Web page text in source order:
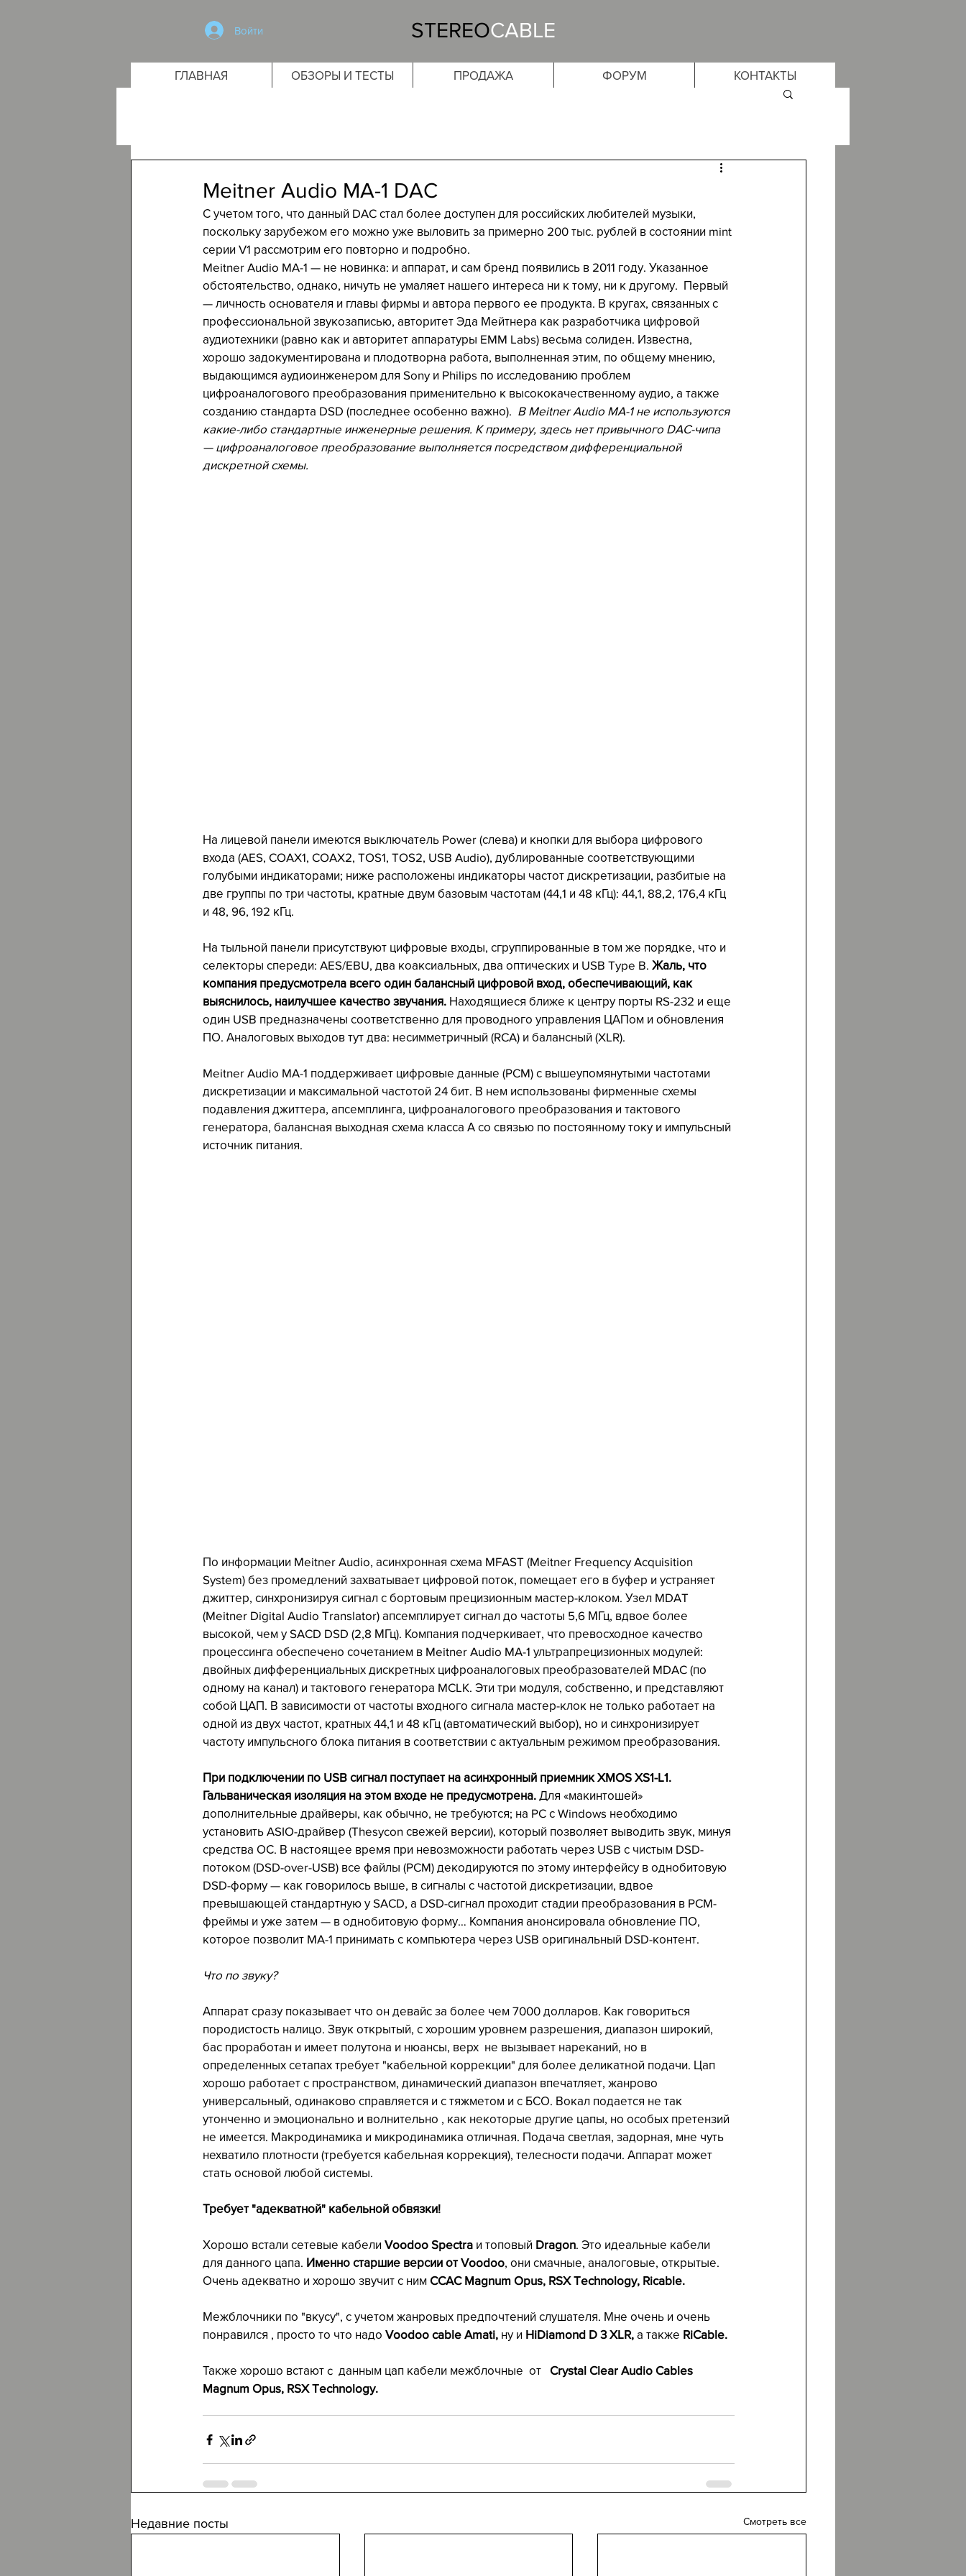
Войти STEREOCABLE
ГЛАВНАЯ ОБЗОРЫ И ТЕСТЫ ПРОДАЖА ФОРУМ КОНТАКТЫ
Meitner Audio MA-1 DAC
С учетом того, что данный DAC стал более доступен для российских любителей музыки,
поскольку зарубежом его можно уже выловить за примерно 200 тыс. рублей в состоянии mint
серии V1 рассмотрим его повторно и подробно.
Meitner Audio MA-1 — не новинка: и аппарат, и сам бренд появились в 2011 году. Указанное
обстоятельство, однако, ничуть не умаляет нашего интереса ни к тому, ни к другому.  Первый
— личность основателя и главы фирмы и автора первого ее продукта. В кругах, связанных с
профессиональной звукозаписью, авторитет Эда Мейтнера как разработчика цифровой
аудиотехники (равно как и авторитет аппаратуры EMM Labs) весьма солиден. Известна,
хорошо задокументирована и плодотворна работа, выполненная этим, по общему мнению,
выдающимся аудиоинженером для Sony и Philips по исследованию проблем
цифроаналогового преобразования применительно к высококачественному аудио, а также
созданию стандарта DSD (последнее особенно важно). В Meitner Audio MA-1 не используются
какие-либо стандартные инженерные решения. К примеру, здесь нет привычного DAC-чипа
— цифроаналоговое преобразование выполняется посредством дифференциальной
дискретной схемы.
На лицевой панели имеются выключатель Power (слева) и кнопки для выбора цифрового
входа (AES, COAX1, COAX2, TOS1, TOS2, USB Audio), дублированные соответствующими
голубыми индикаторами; ниже расположены индикаторы частот дискретизации, разбитые на
две группы по три частоты, кратные двум базовым частотам (44,1 и 48 кГц): 44,1, 88,2, 176,4 кГц
и 48, 96, 192 кГц.
На тыльной панели присутствуют цифровые входы, сгруппированные в том же порядке, что и
селекторы спереди: AES/EBU, два коаксиальных, два оптических и USB Type B. Жаль, что
компания предусмотрела всего один балансный цифровой вход, обеспечивающий, как
выяснилось, наилучшее качество звучания. Находящиеся ближе к центру порты RS-232 и еще
один USB предназначены соответственно для проводного управления ЦАПом и обновления
ПО. Аналоговых выходов тут два: несимметричный (RCA) и балансный (XLR).
Meitner Audio MA-1 поддерживает цифровые данные (PCM) с вышеупомянутыми частотами
дискретизации и максимальной частотой 24 бит. В нем использованы фирменные схемы
подавления джиттера, апсемплинга, цифроаналогового преобразования и тактового
генератора, балансная выходная схема класса А со связью по постоянному току и импульсный
источник питания.
По информации Meitner Audio, асинхронная схема MFAST (Meitner Frequency Acquisition
System) без промедлений захватывает цифровой поток, помещает его в буфер и устраняет
джиттер, синхронизируя сигнал с бортовым прецизионным мастер-клоком. Узел MDAT
(Meitner Digital Audio Translator) апсемплирует сигнал до частоты 5,6 МГц, вдвое более
высокой, чем у SACD DSD (2,8 МГц). Компания подчеркивает, что превосходное качество
процессинга обеспечено сочетанием в Meitner Audio MA-1 ультрапрецизионных модулей:
двойных дифференциальных дискретных цифроаналоговых преобразователей MDAC (по
одному на канал) и тактового генератора MCLK. Эти три модуля, собственно, и представляют
собой ЦАП. В зависимости от частоты входного сигнала мастер-клок не только работает на
одной из двух частот, кратных 44,1 и 48 кГц (автоматический выбор), но и синхронизирует
частоту импульсного блока питания в соответствии с актуальным режимом преобразования.
При подключении по USB сигнал поступает на асинхронный приемник XMOS XS1-L1.
Гальваническая изоляция на этом входе не предусмотрена. Для «макинтошей»
дополнительные драйверы, как обычно, не требуются; на PC с Windows необходимо
установить ASIO-драйвер (Thesycon свежей версии), который позволяет выводить звук, минуя
средства ОС. В настоящее время при невозможности работать через USB с чистым DSD-
потоком (DSD-over-USB) все файлы (PCM) декодируются по этому интерфейсу в однобитовую
DSD-форму — как говорилось выше, в сигналы с частотой дискретизации, вдвое
превышающей стандартную у SACD, а DSD-сигнал проходит стадии преобразования в PCM-
фреймы и уже затем — в однобитовую форму… Компания анонсировала обновление ПО,
которое позволит MA-1 принимать с компьютера через USB оригинальный DSD-контент.
Что по звуку?
Аппарат сразу показывает что он девайс за более чем 7000 долларов. Как говориться
породистость налицо. Звук открытый, с хорошим уровнем разрешения, диапазон широкий,
бас проработан и имеет полутона и нюансы, верх  не вызывает нареканий, но в
определенных сетапах требует "кабельной коррекции" для более деликатной подачи. Цап
хорошо работает с пространством, динамический диапазон впечатляет, жанрово
универсальный, одинаково справляется и с тяжметом и с БСО. Вокал подается не так
утонченно и эмоционально и волнительно , как некоторые другие цапы, но особых претензий
не имеется. Макродинамика и микродинамика отличная. Подача светлая, задорная, мне чуть
нехватило плотности (требуется кабельная коррекция), телесности подачи. Аппарат может
стать основой любой системы.
Требует "адекватной" кабельной обвязки!
Хорошо встали сетевые кабели Voodoo Spectra и топовый Dragon. Это идеальные кабели
для данного цапа. Именно старшие версии от Voodoo, они смачные, аналоговые, открытые.
Очень адекватно и хорошо звучит с ним CCAC Magnum Opus, RSX Technology, Ricable.
Межблочники по "вкусу", с учетом жанровых предпочтений слушателя. Мне очень и очень
понравился , просто то что надо Voodoo cable Amati, ну и HiDiamond D 3 XLR, а также RiCable.
Также хорошо встают c  данным цап кабели межблочные  от
   Crystal Clear Audio Cables
Magnum Opus, RSX Technology.
Недавние посты Смотреть все